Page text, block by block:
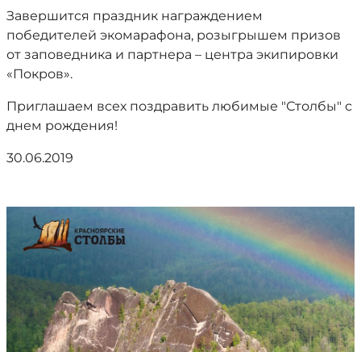
Завершится праздник награждением
победителей экомарафона, розыгрышем призов
от заповедника и партнера – центра экипировки
«Покров».
Приглашаем всех поздравить любимые "Столбы" с
днем рождения!
30.06.2019